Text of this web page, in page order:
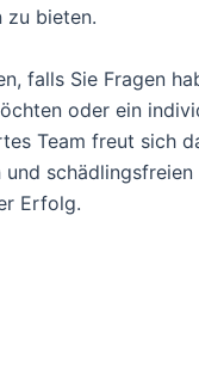
zu bieten.
falls Sie Fragen
oder ein
Team freut sich
Erfolg.